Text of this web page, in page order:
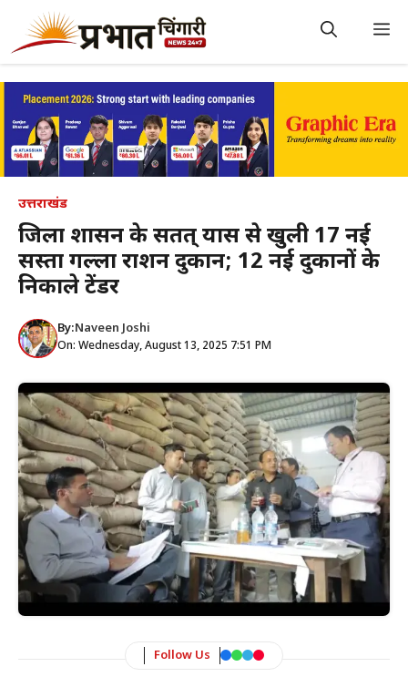
content
उत्तराखंड
जिला प्रशासन के सतत् प्रयास से खुली 17 नई
सस्ता गल्ला राशन दुकान; 12 नई दुकानों के
निकाले टेंडर
By:Naveen Joshi
On: Wednesday, August 13, 2025 7:51 PM
Follow Us